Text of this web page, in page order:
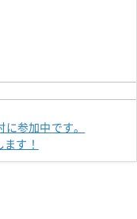
参加中です。
す！